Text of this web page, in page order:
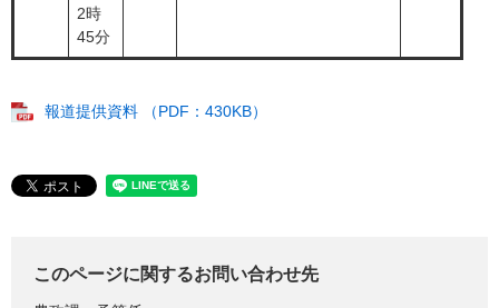
2時
45分
報道提供資料 （PDF：430KB）
このページに関するお問い合わせ先